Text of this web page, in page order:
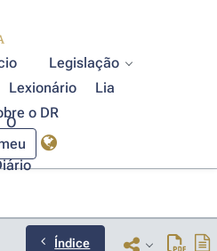
Legislação
Lexionário
Lia
o DR
O
Índice